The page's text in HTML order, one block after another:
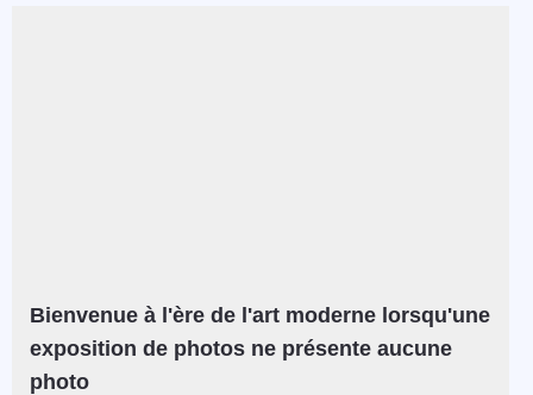
Bienvenue à l'ère de l'art moderne lorsqu'une
exposition de photos ne présente aucune
photo